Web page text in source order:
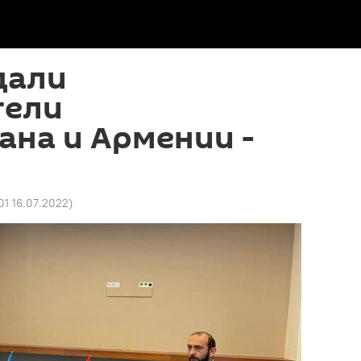
и Армении -
16.07.2022)